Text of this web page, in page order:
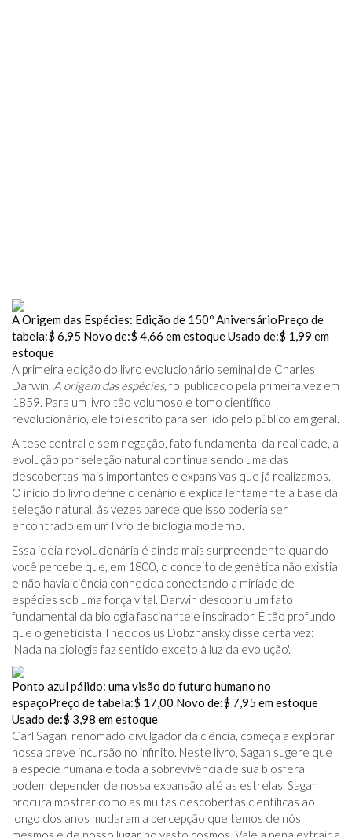
A Origem das Espécies: Edição de 150º AniversárioPreço de
tabela:$ 6,95 Novo de:$ 4,66 em estoqueUsado de:$ 1,99 em
estoque
A primeira edição do livro evolucionário seminal de Charles
Darwin, A origem das espécies, foi publicado pela primeira vez em
1859. Para um livro tão volumoso e tomo científico
revolucionário, ele foi escrito para ser lido pelo público em geral.
A tese central e sem negação, fato fundamental da realidade, a
evolução por seleção natural continua sendo uma das
descobertas mais importantes e expansivas que já realizamos.
O início do livro define o cenário e explica lentamente a base da
seleção natural, às vezes parece que isso poderia ser
encontrado em um livro de biologia moderno.
Essa ideia revolucionária é ainda mais surpreendente quando
você percebe que, em 1800, o conceito de genética não existia
e não havia ciência conhecida conectando a miríade de
espécies sob uma força vital. Darwin descobriu um fato
fundamental da biologia fascinante e inspirador. É tão profundo
que o geneticista Theodosius Dobzhansky disse certa vez:
'Nada na biologia faz sentido exceto à luz da evolução'.
Ponto azul pálido: uma visão do futuro humano no
espaçoPreço de tabela:$ 17,00 Novo de:$ 7,95 em estoque
Usado de:$ 3,98 em estoque
Carl Sagan, renomado divulgador da ciência, começa a explorar
nossa breve incursão no infinito. Neste livro, Sagan sugere que
a espécie humana e toda a sobrevivência de sua biosfera
podem depender de nossa expansão até as estrelas. Sagan
procura mostrar como as muitas descobertas científicas ao
longo dos anos mudaram a percepção que temos de nós